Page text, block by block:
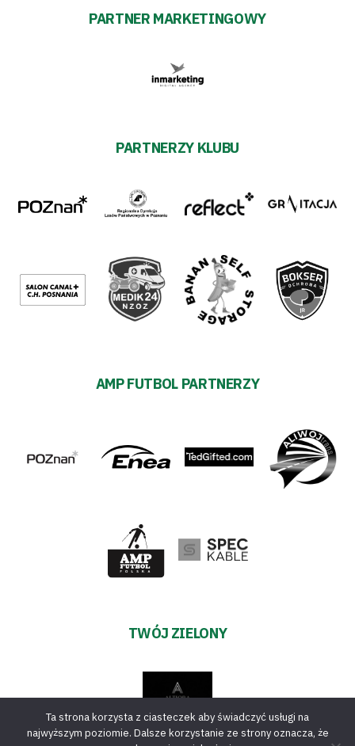
PARTNER MARKETINGOWY
PARTNERZY KLUBU
AMP FUTBOL PARTNERZY
TWÓJ ZIELONY
Ta strona korzysta z ciasteczek aby świadczyć usługi na
najwyższym poziomie. Dalsze korzystanie ze strony oznacza, że